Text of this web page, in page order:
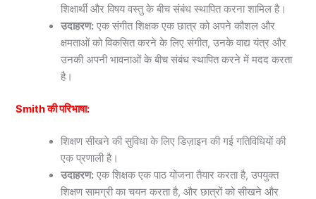
शिक्षार्थी और विषय वस्तु के बीच संबंध स्थापित करना शामिल है।
उदाहरण: एक संगीत शिक्षक एक छात्र को अपने कौशल और
क्षमताओं को विकसित करने के लिए संगीत, उनके वाद्य यंत्र और
उनकी अपनी भावनाओं के बीच संबंध स्थापित करने में मदद करता
है।
Smith की परिभाषा:
शिक्षण सीखने की सुविधा के लिए डिज़ाइन की गई गतिविधियों की
एक प्रणाली है।
उदाहरण: एक शिक्षक एक पाठ योजना तैयार करता है, उपयुक्त
शिक्षण सामग्री का चयन करता है, और छात्रों को सीखने और